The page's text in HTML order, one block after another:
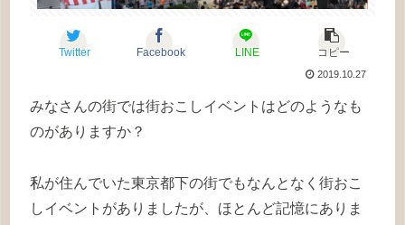
Twitter Facebook LINE コピー
2019.10.27
みなさんの街では街おこしイベントはどのようなも
のがありますか？
私が住んでいた東京都下の街でもなんとなく街おこ
しイベントがありましたが、ほとんど記憶にありま